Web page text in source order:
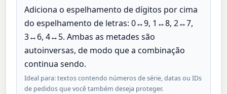
Adiciona o espelhamento de dígitos por cima
do espelhamento de letras: 0↔9, 1↔8, 2↔7,
3↔6, 4↔5. Ambas as metades são
autoinversas, de modo que a combinação
continua sendo.
Ideal para: textos contendo números de série, datas ou IDs
de pedidos que você também deseja proteger.